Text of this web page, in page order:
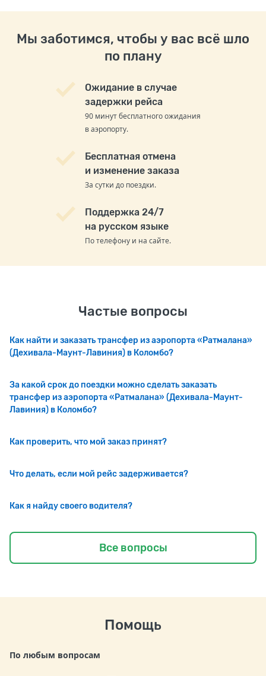
Мы заботимся, чтобы у вас всё шло
по плану
Ожидание в случае
задержки рейса
90 минут бесплатного ожидания
в аэропорту.
Бесплатная отмена
и изменение заказа
За сутки до поездки.
Поддержка 24/7
на русском языке
По телефону и на сайте.
Частые вопросы
Как найти и заказать трансфер из аэропорта «Ратмалана»
(Дехивала-Маунт-Лавиния) в Коломбо?
За какой срок до поездки можно сделать заказать
трансфер из аэропорта «Ратмалана» (Дехивала-Маунт-
Лавиния) в Коломбо?
Как проверить, что мой заказ принят?
Что делать, если мой рейс задерживается?
Как я найду своего водителя?
Все вопросы
Помощь
По любым вопросам